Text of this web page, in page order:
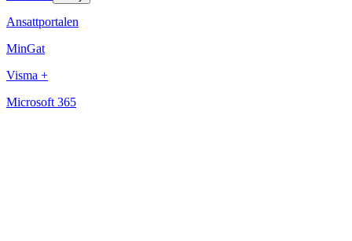
Ansattportalen
MinGat
Visma +
Microsoft 365